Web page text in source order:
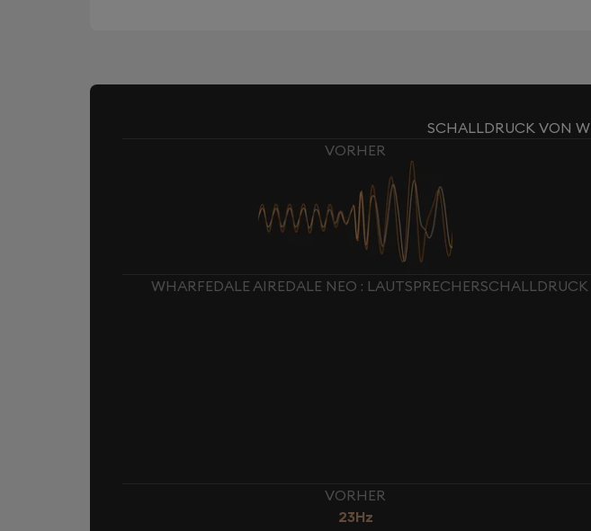
SCHALLDRUCK VON
VORHER
WHARFEDALE AIREDALE NEO : LAUTSPRECHERSCHALLDRUCK
VORHER
23Hz